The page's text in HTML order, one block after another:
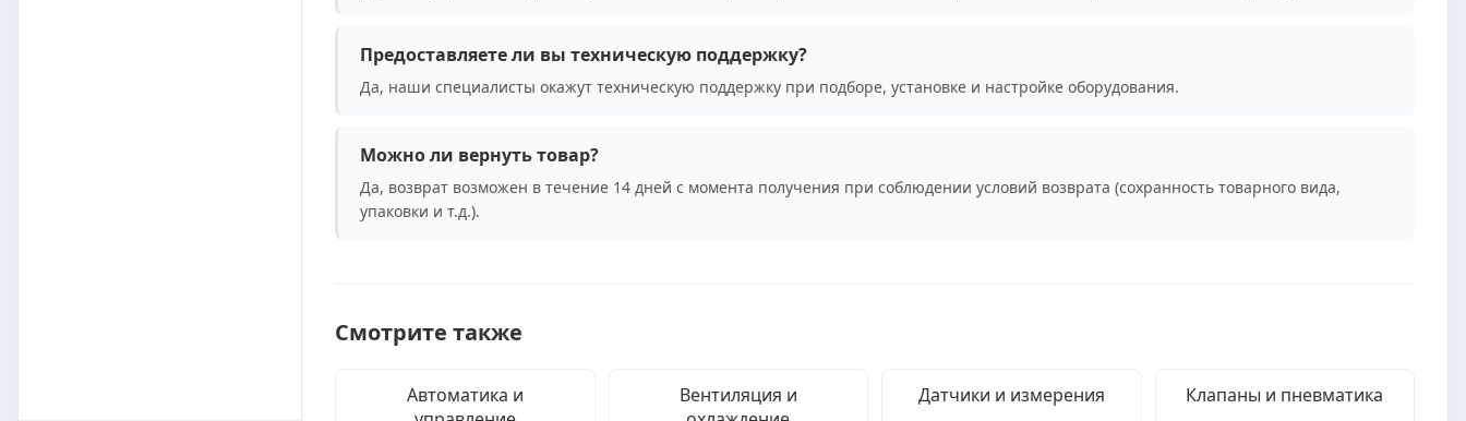
Предоставляете ли вы техническую поддержку?
Да, наши специалисты окажут техническую поддержку при подборе, установке и настройке оборудования.
Можно ли вернуть товар?
Да, возврат возможен в течение 14 дней с момента получения при соблюдении условий возврата (сохранность товарного вида,
упаковки и т.д.).
Смотрите также
Автоматика и
Вентиляция и
Датчики и измерения Клапаны и пневматика